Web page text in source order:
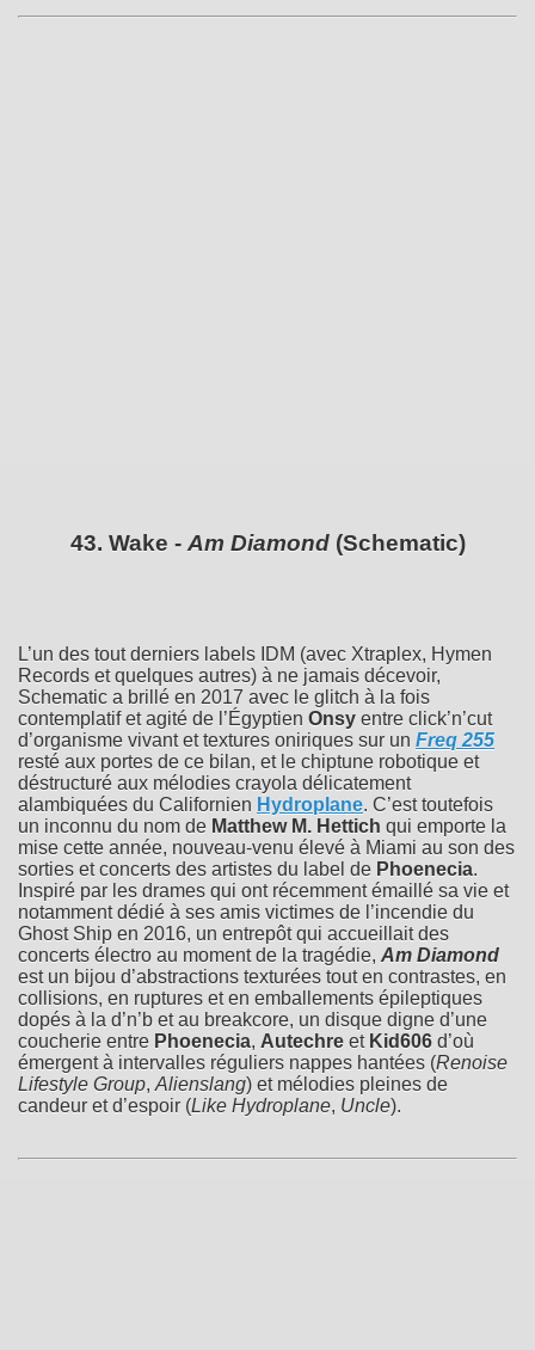
43. Wake - Am Diamond(Schematic)
L’un des tout derniers labels IDM (avec Xtraplex, Hymen
Records et quelques autres) à ne jamais décevoir,
Schematic a brillé en 2017 avec le glitch à la fois
contemplatif et agité de l’Égyptien Onsy entre click’n’cut
d’organisme vivant et textures oniriques sur un Freq 255
resté aux portes de ce bilan, et le chiptune robotique et
déstructuré aux mélodies crayola délicatement
alambiquées du Californien Hydroplane. C’est toutefois
un inconnu du nom de Matthew M. Hettich qui emporte la
mise cette année, nouveau-venu élevé à Miami au son des
sorties et concerts des artistes du label de Phoenecia.
Inspiré par les drames qui ont récemment émaillé sa vie et
notamment dédié à ses amis victimes de l’incendie du
Ghost Ship en 2016, un entrepôt qui accueillait des
concerts électro au moment de la tragédie, Am Diamond
est un bijou d’abstractions texturées tout en contrastes, en
collisions, en ruptures et en emballements épileptiques
dopés à la d’n’b et au breakcore, un disque digne d’une
coucherie entre Phoenecia, Autechre et Kid606 d’où
émergent à intervalles réguliers nappes hantées (Renoise
Lifestyle Group, Alienslang) et mélodies pleines de
candeur et d’espoir (Like Hydroplane, Uncle).